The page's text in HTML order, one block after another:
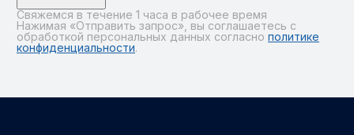
Свяжемся в течение 1 часа в рабочее время
Нажимая «Отправить запрос», вы соглашаетесь с
обработкой персональных данных согласно политике
конфиденциальности.